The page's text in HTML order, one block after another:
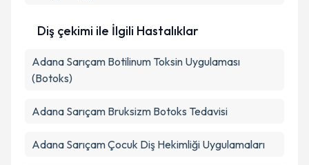
Diş çekimi ile İlgili Hastalıklar
Adana Sarıçam Botilinum Toksin Uygulaması
(Botoks)
Adana Sarıçam Bruksizm Botoks Tedavisi
Adana Sarıçam Çocuk Diş Hekimliği Uygulamaları